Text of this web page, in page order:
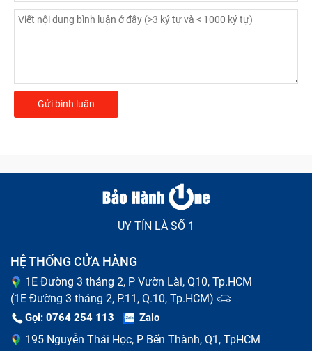
UY TÍN LÀ SỐ 1
HỆ THỐNG CỬA HÀNG
1E Đường 3 tháng 2, P Vườn Lài, Q10, Tp.HCM
(1E Đường 3 tháng 2, P.11, Q.10, Tp.HCM)
Gọi: 0764 254 113 Zalo
195 Nguyễn Thái Học, P Bến Thành, Q1, TpHCM